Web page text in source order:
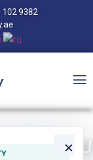
102 9382
×
— ABU